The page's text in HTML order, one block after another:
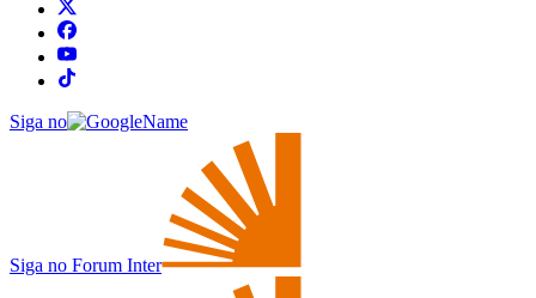
Siga no
Siga no Forum Inter